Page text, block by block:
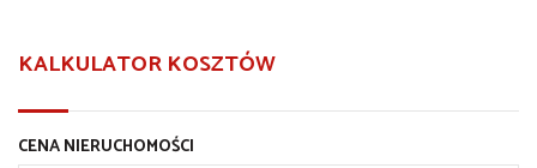
KALKULATOR KOSZTÓW
CENA NIERUCHOMOŚCI